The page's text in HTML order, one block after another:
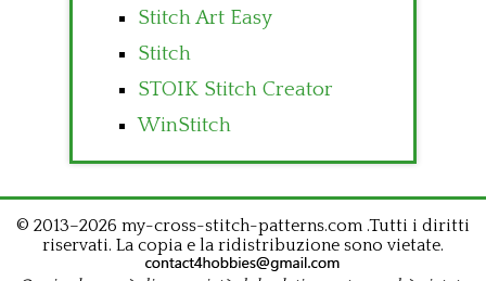
Stitch Art Easy
Stitch
STOIK Stitch Creator
WinStitch
© 2013–2026 my-cross-stitch-patterns.com .Tutti i diritti
riservati. La copia e la ridistribuzione sono vietate.